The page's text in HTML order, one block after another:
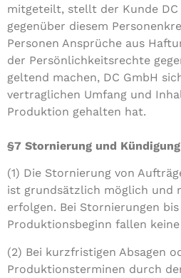
mitgeteilt, stellt der Kunde
gegenüber diesem
Personen Ansprüche aus
der Persönlichkeitsrechte
geltend machen, DC GmbH
vertraglichen Umfang und
Produktion gehalten hat.
§7 Stornierung und
(1) Die Stornierung von
ist grundsätzlich möglich und
erfolgen. Bei Stornierungen
Produktionsbeginn fallen
(2) Bei kurzfristigen Absagen
Produktionsterminen durch